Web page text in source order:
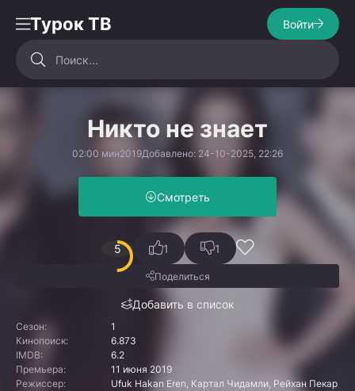
Турок ТВ Войти
Никто не знает
02:00 мин2019Добавлено: 24-10-2025, 22:26
Смотреть
5
Добавить в список
1 1
Поделиться
Сезон:
1
Кинопоиск:
6.873
IMDB:
6.2
Премьера:
11 июня 2019
Режиссер:
Ufuk Hakan Eren, Картал Чидамли, Рейхан Пекар